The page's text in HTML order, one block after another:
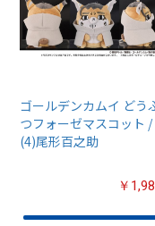
ゴールデンカムイ どう
つフォーゼマスコット /
(4)尾形百之助
￥